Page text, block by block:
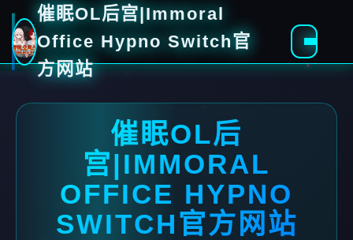
催眠OL后宫|Immoral
Office Hypno Switch官
方网站
催眠OL后
宫|IMMORAL
OFFICE HYPNO
SWITCH官方网站